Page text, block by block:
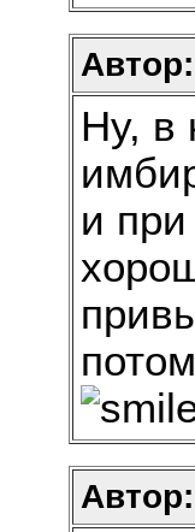
Ну, в
и